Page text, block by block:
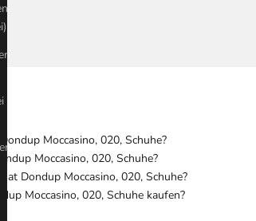
Moccasino, 020, Schuhe?
Moccasino, 020, Schuhe?
Dondup Moccasino, 020, Schuhe?
Moccasino, 020, Schuhe kaufen?